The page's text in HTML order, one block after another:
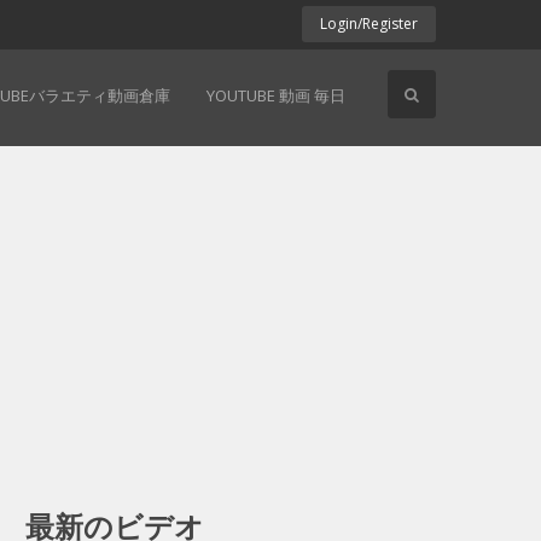
Login/Register
バラエティ動画倉庫 YOUTUBE 動画 毎日
最新のビデオ